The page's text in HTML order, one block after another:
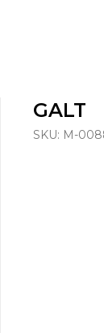
GALT
SKU: M-